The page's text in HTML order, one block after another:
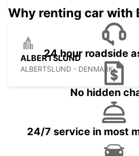
ALBERTSLUND
ALBERTSLUND - DENMARK
Why renting car with
24 hour roadside
No hidden
24/7 service in most